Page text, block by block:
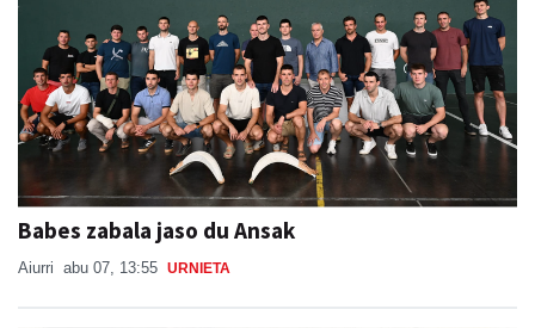
Babes zabala jaso du Ansak
Aiurri abu 07, 13:55 URNIETA